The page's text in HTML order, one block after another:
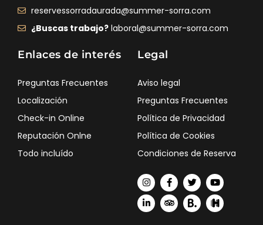
reservessorradaurada@summer-sorra.com
¿Buscas trabajo?laboral@summer-sorra.com
Enlaces de interés
Preguntas Frecuentes
Localización
Check-in Online
Reputación Onlne
Todo incluído
Legal
Aviso legal
Preguntas Frecuentes
Política de Privacidad
Política de Cookies
Condiciones de Reserva